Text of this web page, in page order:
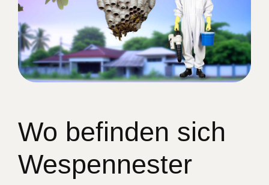
Wo befinden sich
Wespennester